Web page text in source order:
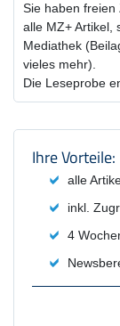
Sie haben freien
alle MZ+ Artikel,
Mediathek
vieles mehr).
Die Leseprobe
Ihre Vorteile:
alle
inkl.
4